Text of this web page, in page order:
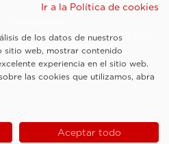
y coordinación de Shanghai Luzi
Center (Limited Partnership)
Ir a la Política de cookies
de los datos de nuestros
sitio web, mostrar contenido
experiencia en el sitio web.
las cookies que utilizamos, abra
Aceptar todo